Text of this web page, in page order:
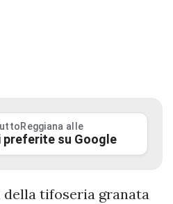
alle
su Google
tifoseria granata